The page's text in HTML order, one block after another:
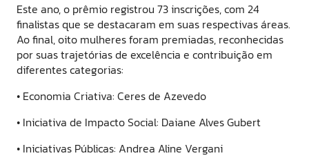
Este ano, o prêmio registrou 73 inscrições, com 24
finalistas que se destacaram em suas respectivas áreas.
Ao final, oito mulheres foram premiadas, reconhecidas
por suas trajetórias de excelência e contribuição em
diferentes categorias:
• Economia Criativa: Ceres de Azevedo
• Iniciativa de Impacto Social: Daiane Alves Gubert
• Iniciativas Públicas: Andrea Aline Vergani